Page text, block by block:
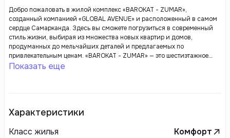
Добро пожаловать в жилой комплекс «BAROKAT - ZUMAR»,
созданный компанией «GLOBAL AVENUE» и расположенный в самом
сердце Самарканда. Здесь вы сможете погрузиться в современный
стиль жизни, выбирая из множества новых квартир и домов,
продуманных до мельчайших деталей и предлагаемых по
привлекательным ценам. «BAROKAT - ZUMAR» — это шестиэтажное
здание, воплощающее элегантность архитектурных решений, где
Показать еще
Характеристики
Класс жилья
Комфорт